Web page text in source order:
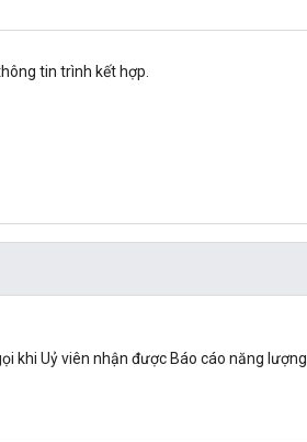
tin trình kết hợp.
khi Uỷ viên nhận được Báo cáo năng lượng.